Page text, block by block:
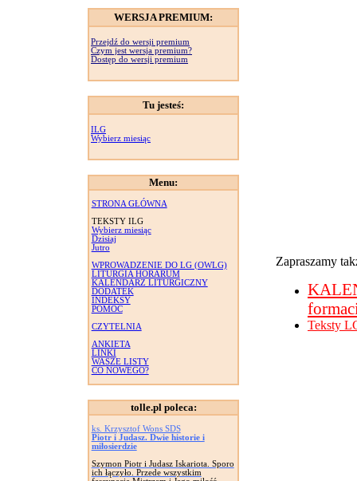
WERSJA PREMIUM:
Przejdź do wersji premium
Czym jest wersja premium?
Dostęp do wersji premium
Tu jesteś:
ILG
Wybierz miesiąc
Menu:
STRONA GŁÓWNA
TEKSTY ILG
Wybierz miesiąc
Dzisiaj
Jutro
WPROWADZENIE DO LG (OWLG)
LITURGIA HORARUM
KALENDARZ LITURGICZNY
DODATEK
INDEKSY
POMOC
CZYTELNIA
ANKIETA
LINKI
WASZE LISTY
CO NOWEGO?
tolle.pl poleca:
ks. Krzysztof Wons SDS
Piotr i Judasz. Dwie historie i
miłosierdzie
Szymon Piotr i Judasz Iskariota. Sporo
ich łączyło. Przede wszystkim
Zapraszamy
Teksty